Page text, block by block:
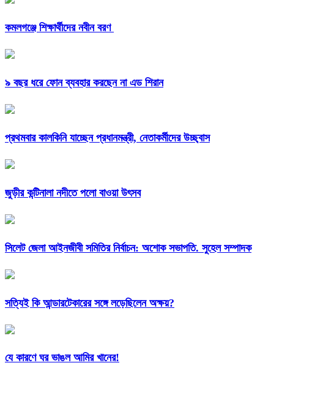
কমলগঞ্জে শিক্ষার্থীদের নবীন বরণ
৯ বছর ধরে ফোন ব্যবহার করছেন না এড শিরান
প্রথমবার কালকিনি যাচ্ছেন প্রধানমন্ত্রী, নেতাকর্মীদের উচ্ছ্বাস
জুড়ীর কন্টিনালা নদীতে পলো বাওয়া উৎসব
সিলেট জেলা আইনজীবী সমিতির নির্বাচন: অশোক সভাপতি. সুহেল সম্পাদক
সত্যিই কি আন্ডারটেকারের সঙ্গে লড়েছিলেন অক্ষয়?
যে কারণে ঘর ভাঙল আমির খানের!